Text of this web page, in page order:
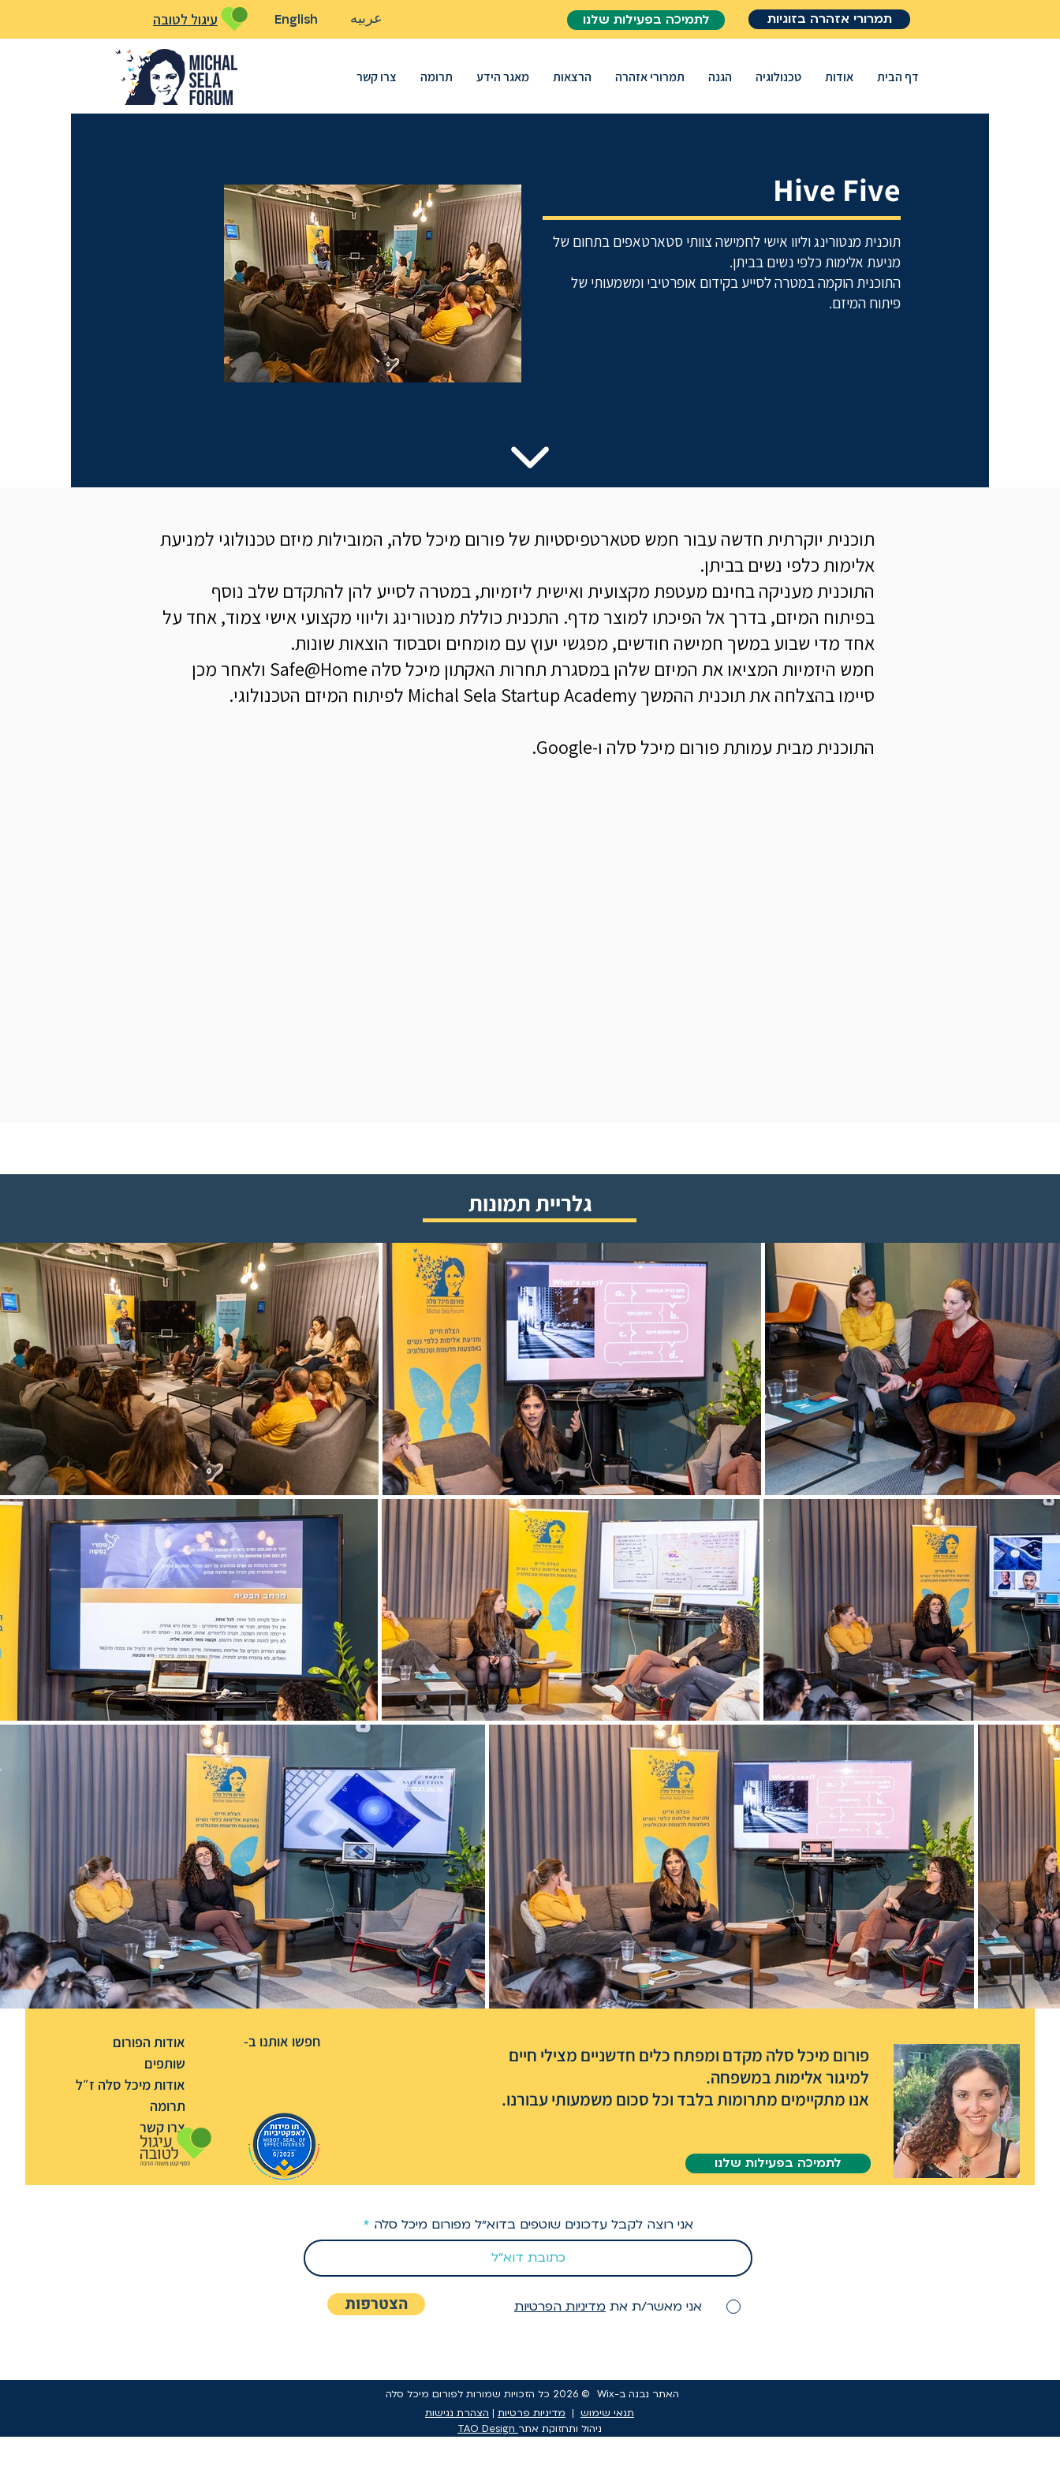
תמרורי אזהרה בזוגיות לתמיכה בפעילות שלנו عربيه English עיגול לטובה
דף הבית אודות טכנולוגיה הגנה תמרורי אזהרה הרצאות מאגר הידע תרומה צרו קשר
Hive Five
תוכנית מנטורינג וליוו אישי לחמישה צוותי סטארטאפים בתחום של
מניעת אלימות כלפי נשים בביתן.
התוכנית הוקמה במטרה לסייע בקידום אופרטיבי ומשמעותי של
פיתוח המיזם.
תוכנית יוקרתית חדשה עבור חמש סטארטפיסטיות של פורום מיכל סלה, המובילות מיזם טכנולוגי למניעת
אלימות כלפי נשים בביתן.
התוכנית מעניקה בחינם מעטפת מקצועית ואישית ליזמיות, במטרה לסייע להן להתקדם שלב נוסף
בפיתוח המיזם, בדרך אל הפיכתו למוצר מדף. התכנית כוללת מנטורינג וליווי מקצועי אישי צמוד, אחד על
אחד מדי שבוע במשך חמישה חודשים, מפגשי יעוץ עם מומחים וסבסוד הוצאות שונות.
חמש היזמיות המציאו את המיזם שלהן במסגרת תחרות האקתון מיכל סלה Safe@Home ולאחר מכן
סיימו בהצלחה את תוכנית ההמשך Michal Sela Startup Academy לפיתוח המיזם הטכנולוגי.
התוכנית מבית עמותת פורום מיכל סלה ו-Google.
גלריית תמונות
אודות הפורום
שותפים
אודות מיכל סלה ז״ל
תרומה
צרו קשר
חפשו אותנו ב-
פורום מיכל סלה מקדם ומפתח כלים חדשניים מצילי חיים
למיגור אלימות במשפחה.
אנו מתקיימים מתרומות בלבד וכל סכום משמעותי עבורנו.
לתמיכה בפעילות שלנו
אני רוצה לקבל עדכונים שוטפים בדוא״ל מפורום מיכל סלה
אני מאשר/ת את מדיניות הפרטיות הצטרפות
האתר נבנה ב-Wix
© 2026 כל הזכויות שמורות לפורום מיכל סלה
תנאי שימוש | מדיניות פרטיות | הצהרת נגישות
ניהול ותחזוקת אתר